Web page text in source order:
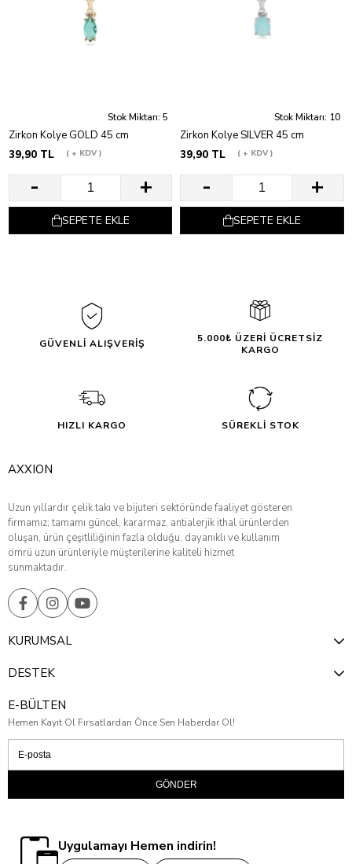
Stok Miktarı: 5
Zirkon Kolye GOLD 45 cm
39,90 TL
+ KDV
SEPETE EKLE
Stok Miktarı: 10
Zirkon Kolye SILVER 45 cm
39,90 TL
+ KDV
SEPETE EKLE
GÜVENLİ ALIŞVERİŞ
5.000₺ ÜZERİ ÜCRETSİZ
KARGO
HIZLI KARGO SÜREKLİ STOK
AXXION
Uzun yıllardır çelik takı ve bijuteri sektöründe faaliyet gösteren
firmamız; tamamı güncel, kararmaz, antialerjik ithal ürünlerden
oluşan, ürün çeşitliliğinin fazla olduğu, dayanıklı ve kullanım
ömrü uzun ürünleriyle müşterilerine kaliteli hizmet
sunmaktadır.
KURUMSAL
DESTEK
E-BÜLTEN
Hemen Kayıt Ol Fırsatlardan Önce Sen Haberdar Ol!
GÖNDER
Uygulamayı Hemen indirin!